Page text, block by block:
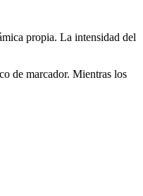
propia. La intensidad del
de marcador. Mientras los